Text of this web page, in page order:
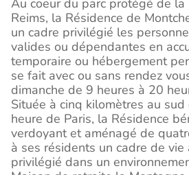
Au coeur du parc protégé de
Reims, la Résidence de
un cadre privilégié les
valides ou dépendantes en
temporaire ou hébergement
se fait avec ou sans rendez
dimanche de 9 heures à 20
Située à cinq kilomètres au
heure de Paris, la Résidence
verdoyant et aménagé de
à ses résidents un cadre de
privilégié dans un